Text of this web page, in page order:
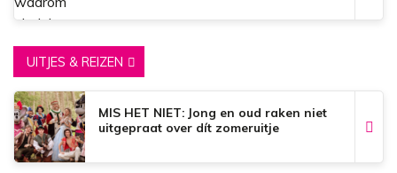
UITJES & REIZEN
MIS HET NIET: Jong en oud raken niet
uitgepraat over dít zomeruitje